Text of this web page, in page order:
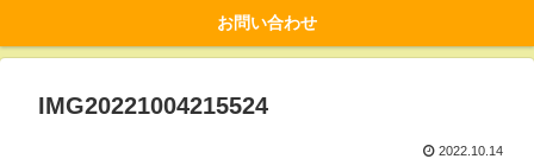
お問い合わせ
IMG20221004215524
2022.10.14